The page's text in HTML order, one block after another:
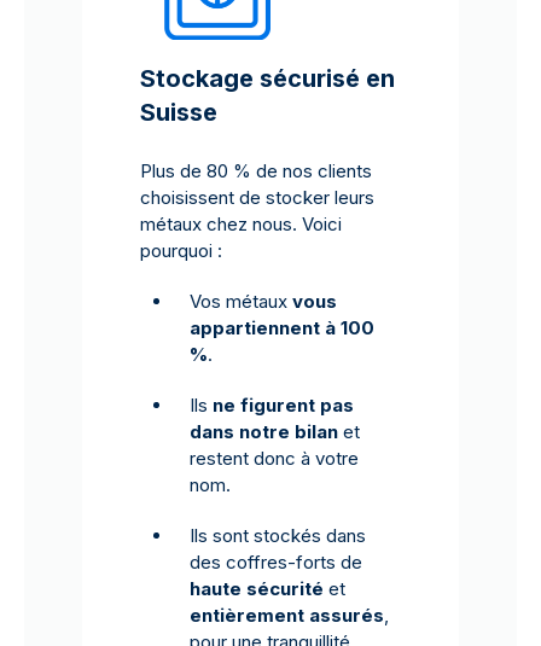
Stockage sécurisé en
Suisse
Plus de 80 % de nos clients
choisissent de stocker leurs
métaux chez nous. Voici
pourquoi :
Vos métaux vous
appartiennent à 100
%.
Ils ne figurent pas
dans notre bilan et
restent donc à votre
nom.
Ils sont stockés dans
des coffres-forts de
haute sécurité et
entièrement assurés
pour une tranquillité